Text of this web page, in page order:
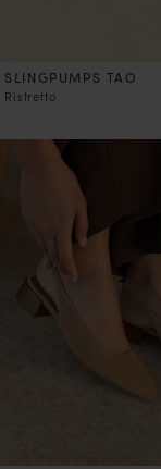
SLINGPUMPS TAO
Ristretto